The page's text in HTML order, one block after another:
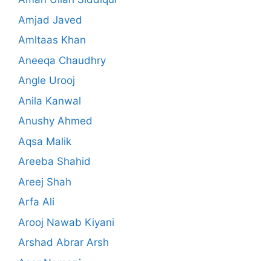
Amjad Javed
Amltaas Khan
Aneeqa Chaudhry
Angle Urooj
Anila Kanwal
Anushy Ahmed
Aqsa Malik
Areeba Shahid
Areej Shah
Arfa Ali
Arooj Nawab Kiyani
Arshad Abrar Arsh